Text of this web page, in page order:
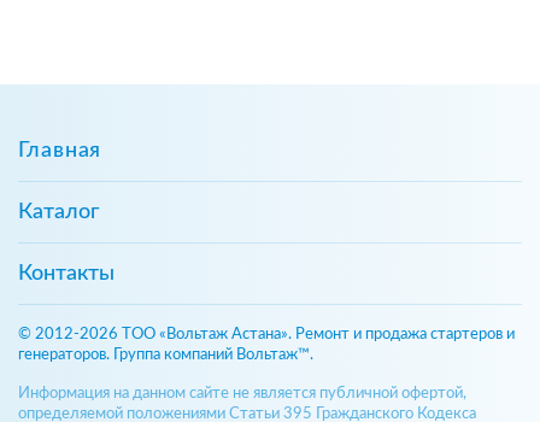
Главная
Каталог
Контакты
© 2012-2026 ТОО «Вольтаж Астана». Ремонт и продажа стартеров и
генераторов. Группа компаний Вольтаж™.
Информация на данном сайте не является публичной офертой,
определяемой положениями Статьи 395 Гражданского Кодекса